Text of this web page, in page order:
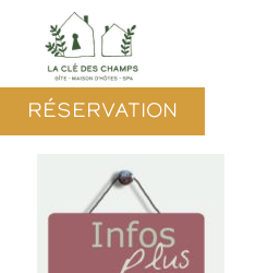
RÉSERVATION